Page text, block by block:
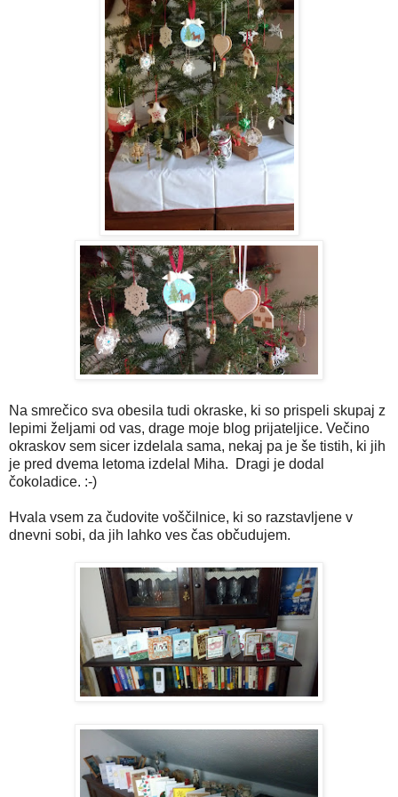
Na smrečico sva obesila tudi okraske, ki so prispeli skupaj z
lepimi željami od vas, drage moje blog prijateljice. Večino
okraskov sem sicer izdelala sama, nekaj pa je še tistih, ki jih
je pred dvema letoma izdelal Miha. Dragi je dodal
čokoladice. :-)
Hvala vsem za čudovite voščilnice, ki so razstavljene v
dnevni sobi, da jih lahko ves čas občudujem.